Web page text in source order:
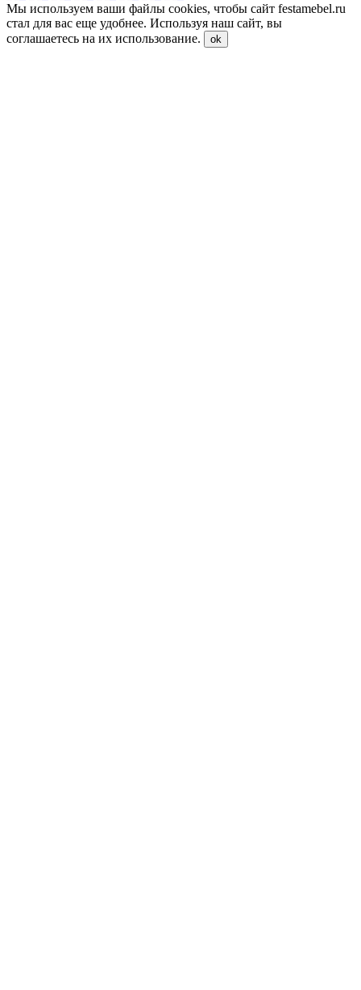
Мы используем ваши файлы cookies, чтобы сайт festamebel.ru
стал для вас еще удобнее. Используя наш сайт, вы
соглашаетесь на их использование.